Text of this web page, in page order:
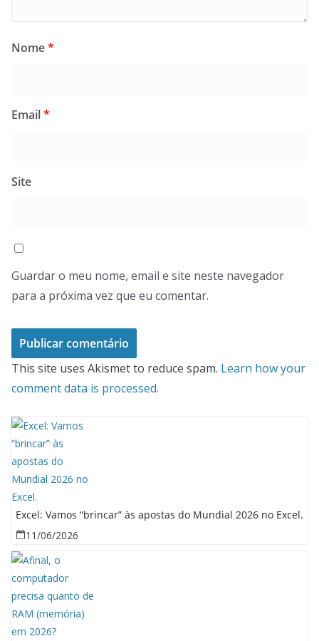
Nome*
Email*
Site
Guardar o meu nome, email e site neste navegador
para a próxima vez que eu comentar.
This site uses Akismet to reduce spam. Learn how your
comment data is processed.
Excel: Vamos “brincar” às apostas do Mundial 2026 no Excel.
11/06/2026